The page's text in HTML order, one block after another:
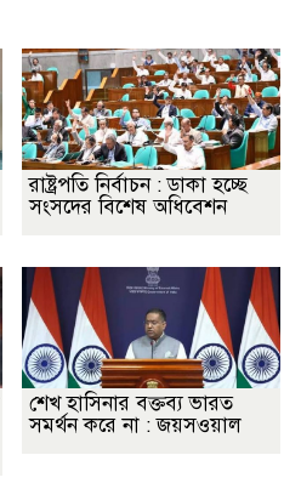
রাষ্ট্রপতি নির্বাচন : ডাকা হচ্ছে
সংসদের বিশেষ অধিবেশন
শেখ হাসিনার বক্তব্য ভারত
সমর্থন করে না : জয়সওয়াল